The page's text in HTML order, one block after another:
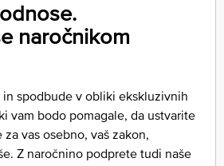
naročnikom
spodbude v obliki ekskluzivnih
vam bodo pomagale, da ustvarite
vas osebno, vaš zakon,
Z naročnino podprete tudi naše